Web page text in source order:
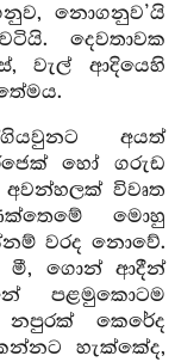
නොගනුව’යි
දෙවතාවක
වැල් ආදියෙහි
අයත්
හෝ ගරුඩ
විවෘත
මොහු
වරද නොවේ.
මී, ගොන් ආදීන්
පළමුකොටම
කෙරේද
හැක්කේද,